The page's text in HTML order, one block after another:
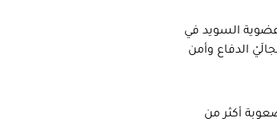
عضوية السويد في
الدفاع وأمن
أكثر من